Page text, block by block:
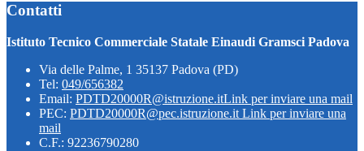
Contatti
Istituto Tecnico Commerciale Statale Einaudi Gramsci Padova
Via delle Palme, 1 35137 Padova (PD)
Tel: 049/656382
Email: PDTD20000R@istruzione.itLink per inviare una mail
PEC: PDTD20000R@pec.istruzione.it Link per inviare una
mail
C.F.: 92236790280